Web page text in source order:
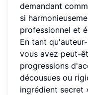
demandant
si
professionnel et
En tant
vous avez peut-
progressions
décousues ou
ingrédient secret